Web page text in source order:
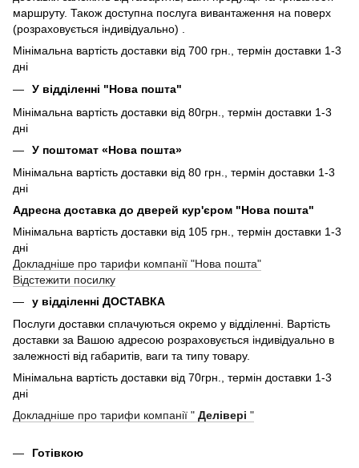
маршруту. Також доступна послуга вивантаження на поверх
(розраховується індивідуально) .
Мінімальна вартість доставки від 700 грн., термін доставки 1-3
дні
У відділенні "Нова пошта"
Мінімальна вартість доставки від 80грн., термін доставки 1-3
дні
У поштомат «Нова пошта»
Мінімальна вартість доставки від 80 грн., термін доставки 1-3
дні
Адресна доставка до дверей кур'єром "Нова пошта"
Мінімальна вартість доставки від 105 грн., термін доставки 1-3
дні
Докладніше про тарифи компанії "Нова пошта"
Відстежити посилку
у відділенні ДОСТАВКА
Послуги доставки сплачуються окремо у відділенні. Вартість
доставки за Вашою адресою розраховується індивідуально в
залежності від габаритів, ваги та типу товару.
Мінімальна вартість доставки від 70грн., термін доставки 1-3
дні
Докладніше про тарифи компанії " Делівері "
Готівкою